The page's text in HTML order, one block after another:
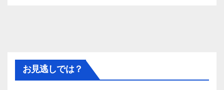
お見逃しでは？